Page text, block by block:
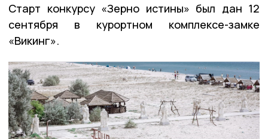
Старт конкурсу «Зерно истины» был дан 12
сентября в курортном комплексе-замке
«Викинг».